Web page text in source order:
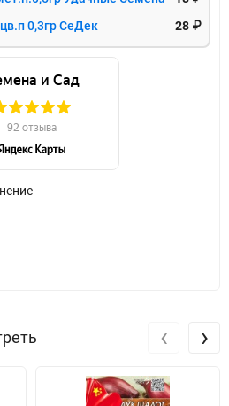
0,3гр СеДек
28 ₽
‹ ›